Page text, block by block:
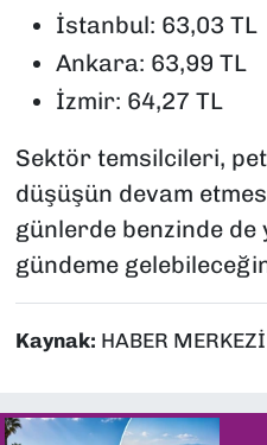
İstanbul: 63,03 TL
Ankara: 63,99 TL
İzmir: 64,27 TL
Sektör temsilcileri,
düşüşün devam
günlerde benzinde de
gündeme
Kaynak: HABER MERKEZİ